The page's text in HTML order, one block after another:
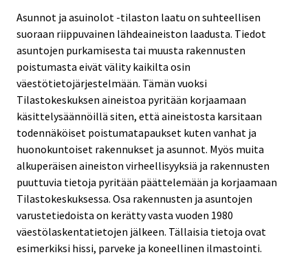
Asunnot ja asuinolot -tilaston laatu on suhteellisen
suoraan riippuvainen lähdeaineiston laadusta. Tiedot
asuntojen purkamisesta tai muusta rakennusten
poistumasta eivät välity kaikilta osin
väestötietojärjestelmään. Tämän vuoksi
Tilastokeskuksen aineistoa pyritään korjaamaan
käsittelysäännöillä siten, että aineistosta karsitaan
todennäköiset poistumatapaukset kuten vanhat ja
huonokuntoiset rakennukset ja asunnot. Myös muita
alkuperäisen aineiston virheellisyyksiä ja rakennusten
puuttuvia tietoja pyritään päättelemään ja korjaamaan
Tilastokeskuksessa. Osa rakennusten ja asuntojen
varustetiedoista on kerätty vasta vuoden 1980
väestölaskentatietojen jälkeen. Tällaisia tietoja ovat
esimerkiksi hissi, parveke ja koneellinen ilmastointi.